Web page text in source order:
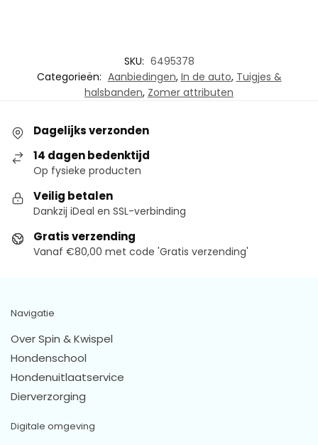
SKU: 6495378
Categorieën: Aanbiedingen, In de auto, Tuigjes &
halsbanden, Zomer attributen
Dagelijks verzonden
14 dagen bedenktijd
Op fysieke producten
Veilig betalen
Dankzij iDeal en SSL-verbinding
Gratis verzending
Vanaf €80,00 met code 'Gratis verzending'
Navigatie
Over Spin & Kwispel
Hondenschool
Hondenuitlaatservice
Dierverzorging
Digitale omgeving